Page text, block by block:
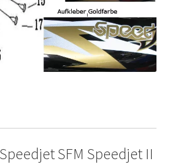
SFM Speedjet II